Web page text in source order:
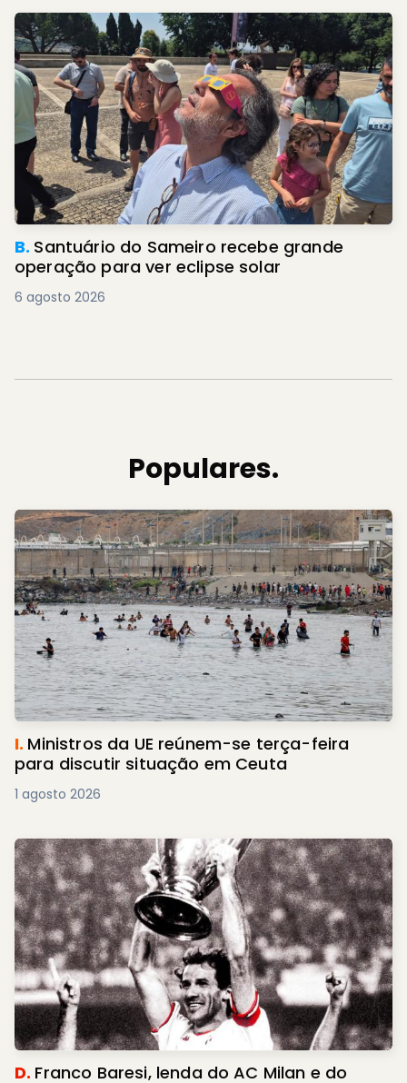
B. Santuário do Sameiro recebe grande
operação para ver eclipse solar
6 agosto 2026
Populares.
I. Ministros da UE reúnem-se terça-feira
para discutir situação em Ceuta
1 agosto 2026
D. Franco Baresi, lenda do AC Milan e do